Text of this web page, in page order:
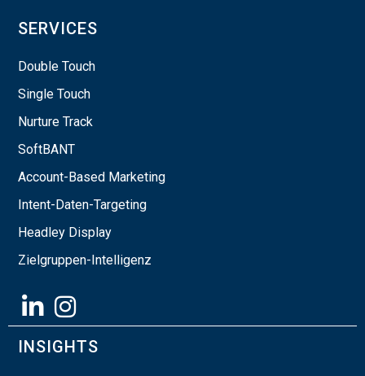
SERVICES
Double Touch
Single Touch
Nurture Track
SoftBANT
Account-Based Marketing
Intent-Daten-Targeting
Headley Display
Zielgruppen-Intelligenz
INSIGHTS